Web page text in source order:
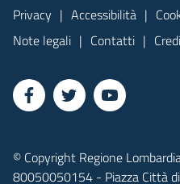
Privacy Accessibilità
Note legali
Contatti
© Copyright Regione
80050050154 - Piazza Città